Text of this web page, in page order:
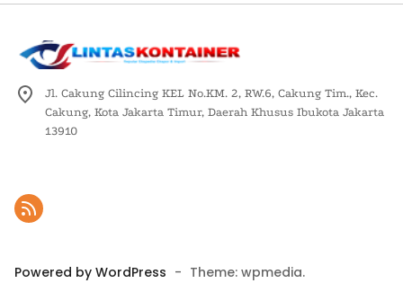
Jl. Cakung Cilincing KEL No.KM. 2, RW.6, Cakung Tim., Kec.
Cakung, Kota Jakarta Timur, Daerah Khusus Ibukota Jakarta
13910
Powered by WordPress - Theme: wpmedia.